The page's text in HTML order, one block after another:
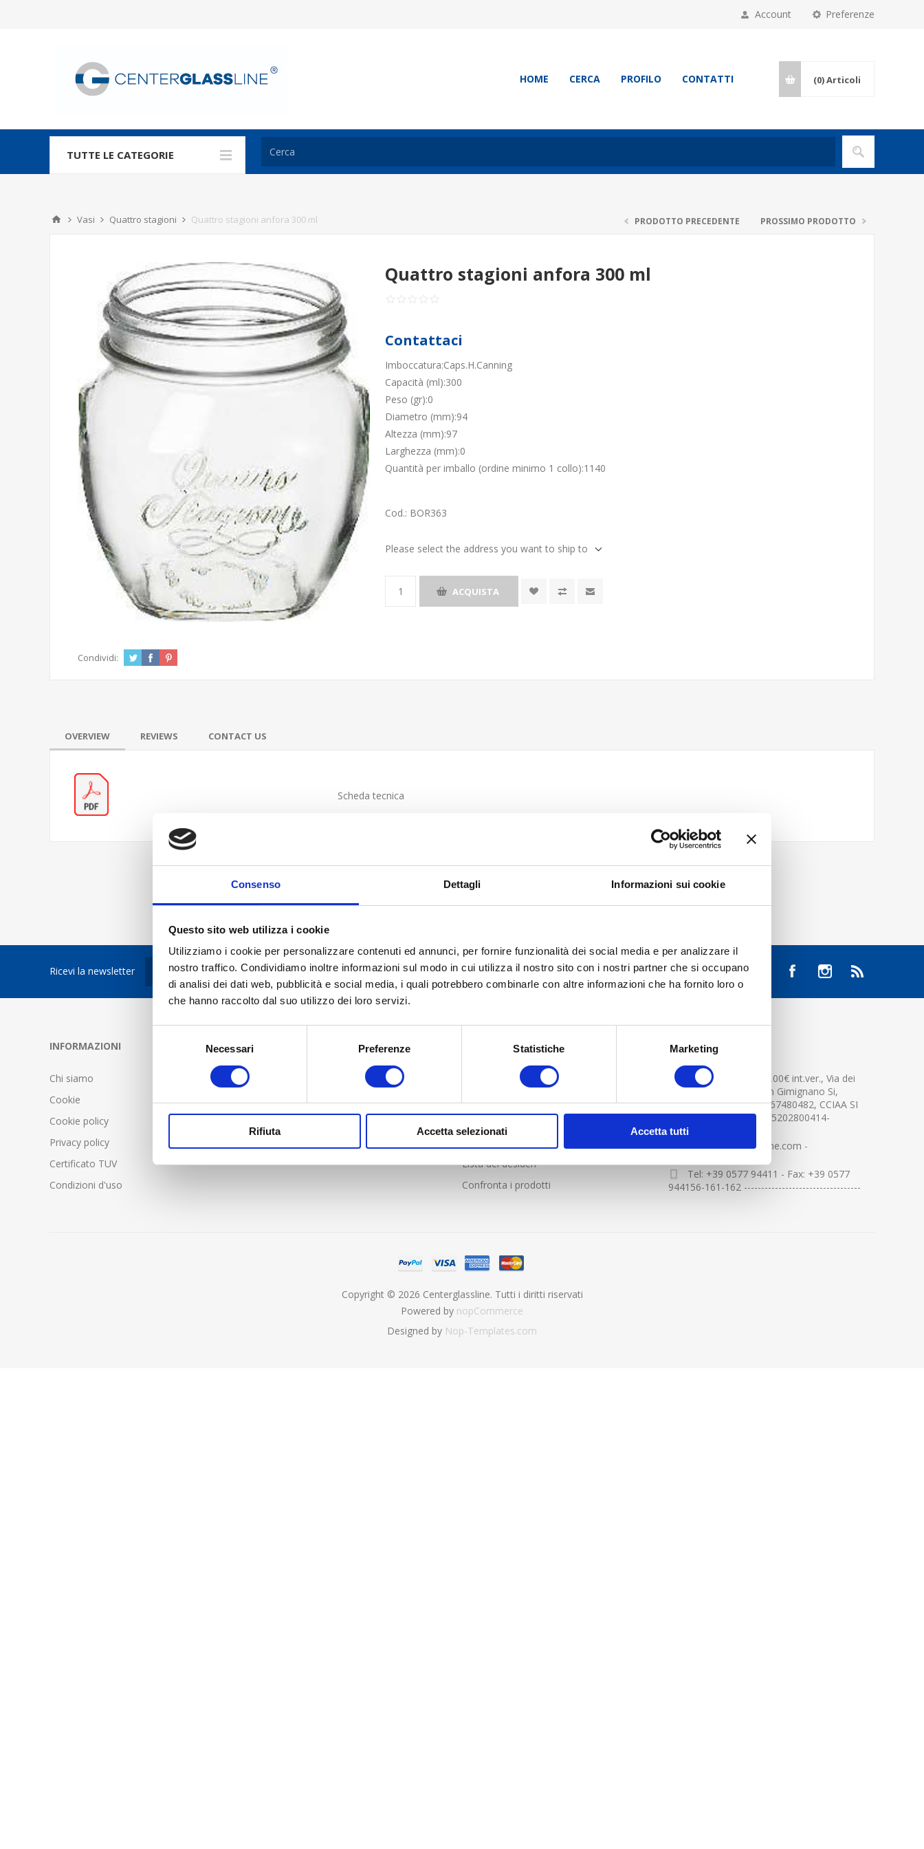
Consenso Dettagli Informazioni sui cookie
Questo sito web utilizza i cookie
Utilizziamo i cookie per personalizzare contenuti ed annunci, per fornire funzionalità dei social media e per analizzare il
nostro traffico. Condividiamo inoltre informazioni sul modo in cui utilizza il nostro sito con i nostri partner che si occupano
di analisi dei dati web, pubblicità e social media, i quali potrebbero combinarle con altre informazioni che ha fornito loro o
che hanno raccolto dal suo utilizzo dei loro servizi.
Necessari Preferenze Statistiche Marketing
Rifiuta Accetta selezionati Accetta tutti
Preferenze
Account
HOME CERCA PROFILO CONTATTI (0)Articoli
TUTTE LE CATEGORIE
Vasi Quattro stagioni Quattro stagioni anfora 300 ml PRODOTTO PRECEDENTE PROSSIMO PRODOTTO
Quattro stagioni anfora 300 ml
Contattaci
Imboccatura:Caps.H.Canning
Capacità (ml):300
Peso (gr):0
Diametro (mm):94
Altezza (mm):97
Larghezza (mm):0
Quantità per imballo (ordine minimo 1 collo):1140
Cod.: BOR363
Please select the address you want to ship to
ACQUISTA
Condividi:
OVERVIEW REVIEWS CONTACT US
Scheda tecnica
Ricevi la newsletter
INFORMAZIONI
Chi siamo
Cookie
Cookie policy
Privacy policy
Certificato TUV
Condizioni d'uso
FAQ - Domande frequenti
Lista dei desideri
Confronta i prodotti
CONTATTACI
Cap.soc. 2.500.000,00€ int.ver., Via dei
platani n. 15, 53037 San Gimignano Si,
Part.IVA e Cod.Fisc.04367480482, CCIAA SI
n.94391 , MOCA=IT0905202800414-
info@centerglassline.com -
Tel: +39 0577 94411 - Fax: +39 0577
944156-161-162 ----------------------------------
Copyright © 2026 Centerglassline. Tutti i diritti riservati
Powered by nopCommerce
Designed by Nop-Templates.com